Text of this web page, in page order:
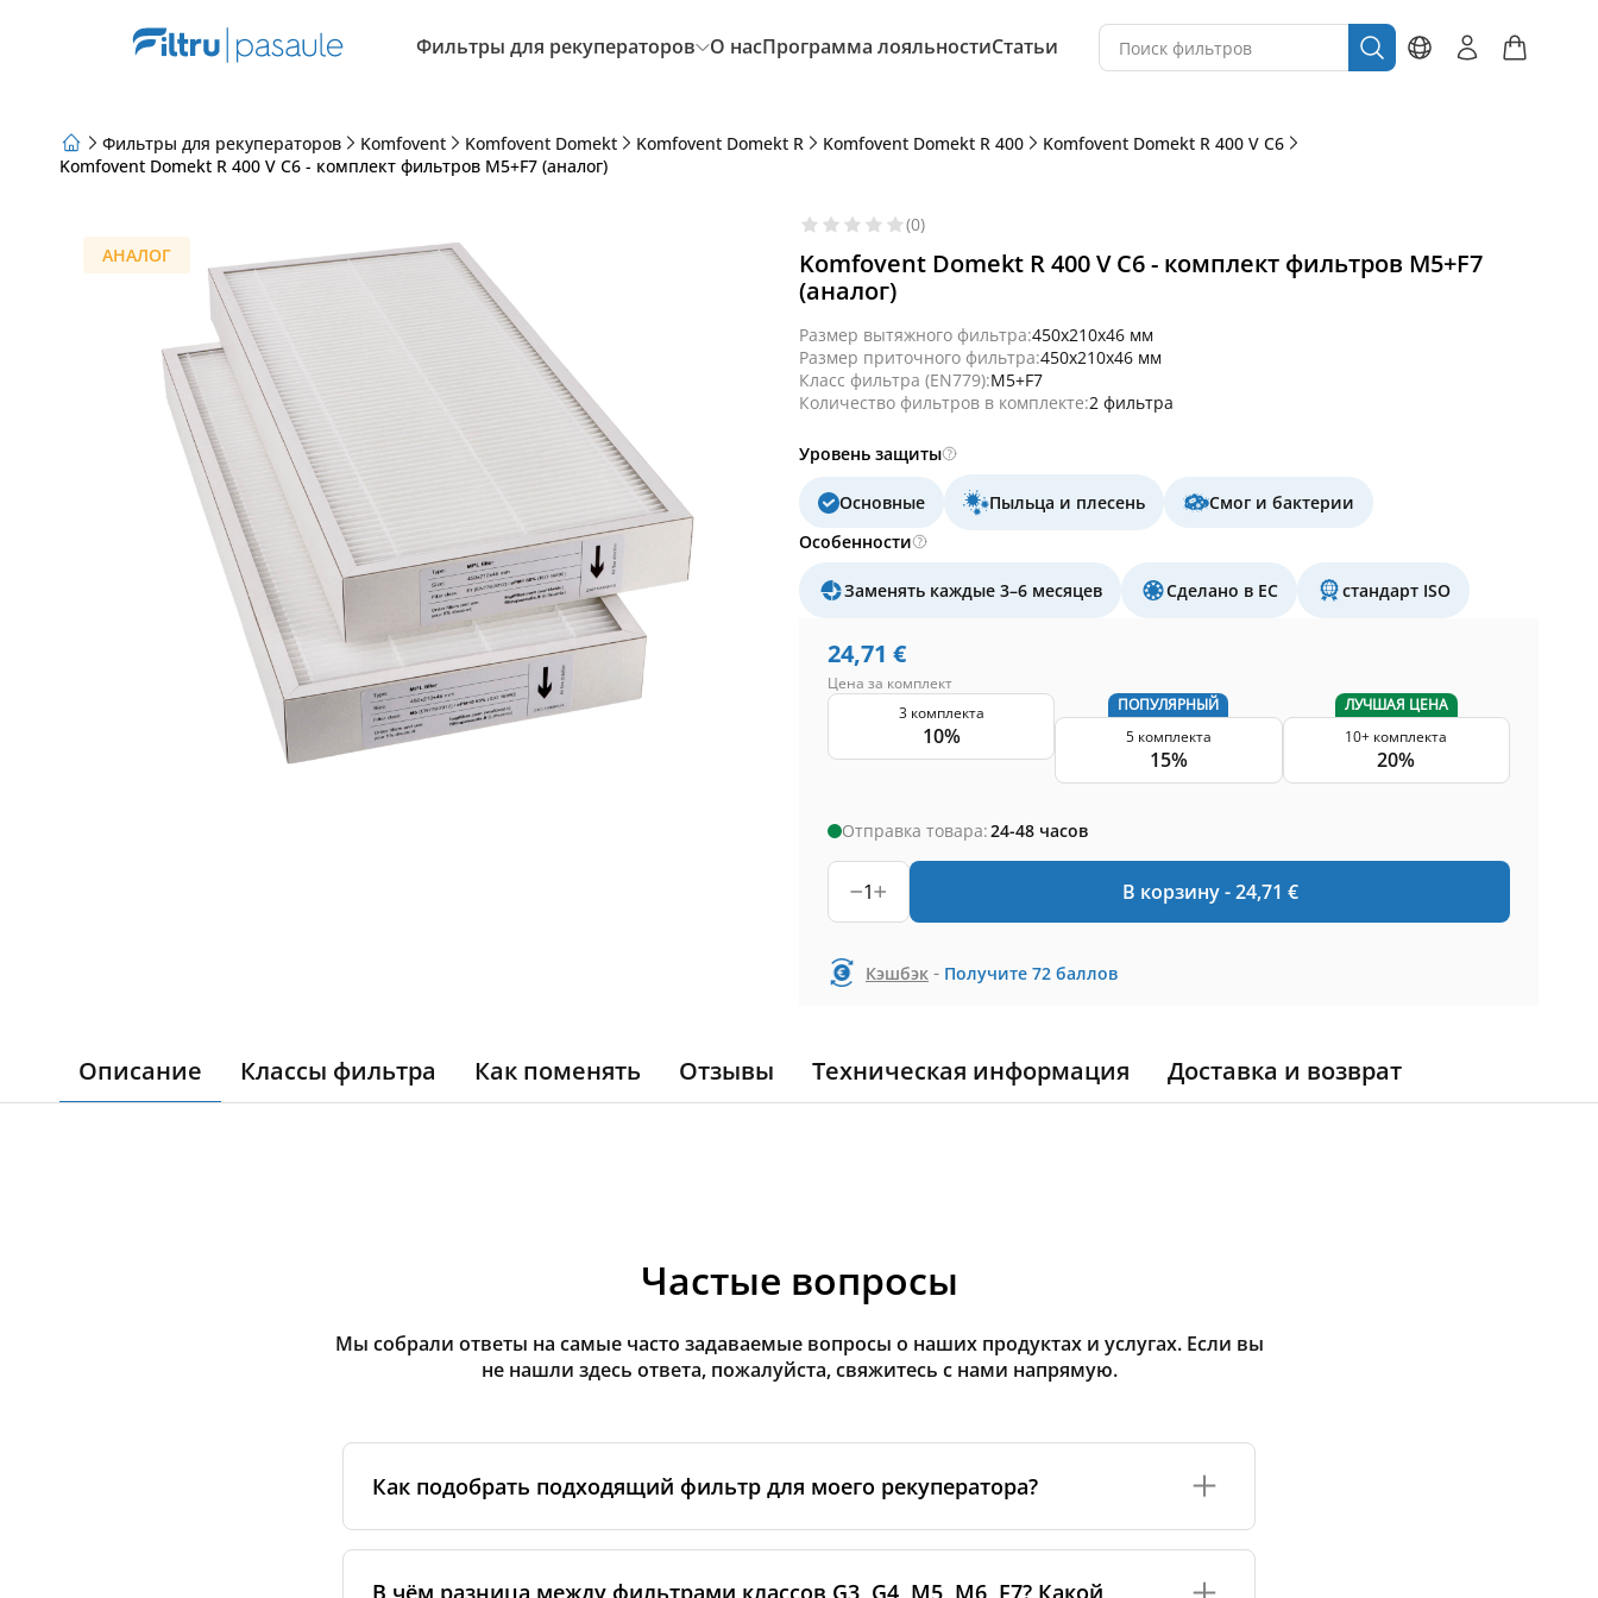
Фильтры для рекуператоров О насПрограмма лояльностиСтатьи
Фильтры для рекуператоров Komfovent Komfovent Domekt Komfovent Domekt R Komfovent Domekt R 400
Komfovent Domekt R 400 V C6
Komfovent Domekt R 400 V C6 - комплект фильтров M5+F7 (аналог)
АНАЛОГ
(0)
Komfovent Domekt R 400 V C6 - комплект фильтров M5+F7
(аналог)
Размер вытяжного фильтра:450x210x46 мм
Размер приточного фильтра:450x210x46 мм
Класс фильтра (EN779):M5+F7
Количество фильтров в комплекте:2 фильтра
Уровень защиты
Основные Пыльца и плесень
Смог и бактерии
Особенности
Заменять каждые 3–6 месяцев Сделано в ЕС стандарт ISO
24,71 €
Цена за комплект
3 комплекта
10%
ПОПУЛЯРНЫЙ
5 комплекта
15%
ЛУЧШАЯ ЦЕНА
10+ комплекта
20%
Отправка товара:24-48 часов
1 В корзину -24,71 €
Кэшбэк - Получите 72 баллов
Описание Классы фильтра Как поменять Отзывы Техническая информация Доставка и возврат
Частые вопросы
Мы собрали ответы на самые часто задаваемые вопросы о наших продуктах и услугах. Если вы
не нашли здесь ответа, пожалуйста, свяжитесь с нами напрямую.
Как подобрать подходящий фильтр для моего рекуператора?
указана на наклейке на самом устройстве или в руководстве. Если модель неизвестна,
В чём разница между фильтрами классов G3, G4, M5, M6, F7? Какой